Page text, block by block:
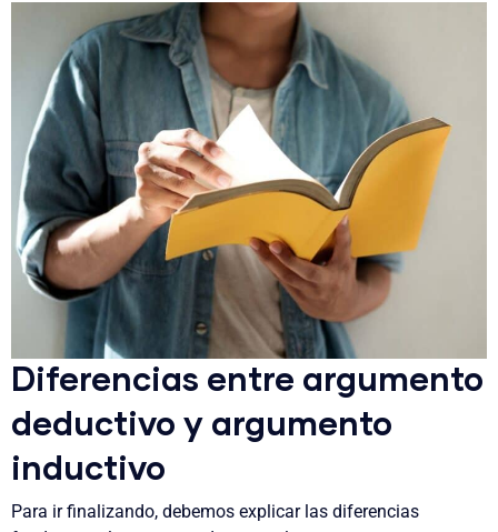
Diferencias entre argumento
deductivo y argumento
inductivo
Para ir finalizando, debemos explicar las diferencias